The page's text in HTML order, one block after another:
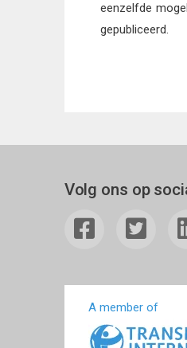
eenzelfde
gepubliceerd.
Volg ons op
A member of